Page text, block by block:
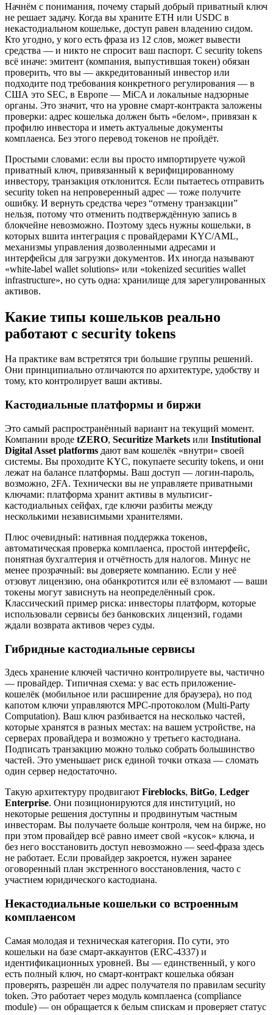
Начнём с понимания, почему старый добрый приватный ключ
не решает задачу. Когда вы храните ETH или USDC в
некастодиальном кошельке, доступ равен владению сидом.
Кто угодно, у кого есть фраза из 12 слов, может вывести
средства — и никто не спросит ваш паспорт. С security tokens
всё иначе: эмитент (компания, выпустившая токен) обязан
проверить, что вы — аккредитованный инвестор или
подходите под требования конкретного регулирования — в
США это SEC, в Европе — MiCA и локальные надзорные
органы. Это значит, что на уровне смарт-контракта заложены
проверки: адрес кошелька должен быть «белом», привязан к
профилю инвестора и иметь актуальные документы
комплаенса. Без этого перевод токенов не пройдёт.
Простыми словами: если вы просто импортируете чужой
приватный ключ, привязанный к верифицированному
инвестору, транзакция отклонится. Если пытаетесь отправить
security token на непроверенный адрес — тоже получите
ошибку. И вернуть средства через “отмену транзакции”
нельзя, потому что отменить подтверждённую запись в
блокчейне невозможно. Поэтому здесь нужны кошельки, в
которых вшита интеграция с провайдерами KYC/AML,
механизмы управления дозволенными адресами и
интерфейсы для загрузки документов. Их иногда называют
«white-label wallet solutions» или «tokenized securities wallet
infrastructure», но суть одна: хранилище для зарегулированных
активов.
Какие типы кошельков реально
работают с security tokens
На практике вам встретятся три большие группы решений.
Они принципиально отличаются по архитектуре, удобству и
тому, кто контролирует ваши активы.
Кастодиальные платформы и биржи
Это самый распространённый вариант на текущий момент.
Компании вроде tZERO, Securitize Markets или Institutional
Digital Asset platforms дают вам кошелёк «внутри» своей
системы. Вы проходите KYC, покупаете security tokens, и они
лежат на балансе платформы. Ваш доступ — логин-пароль,
возможно, 2FA. Технически вы не управляете приватными
ключами: платформа хранит активы в мультисиг-
кастодиальных сейфах, где ключи разбиты между
несколькими независимыми хранителями.
Плюс очевидный: нативная поддержка токенов,
автоматическая проверка комплаенса, простой интерфейс,
понятная бухгалтерия и отчётность для налогов. Минус не
менее прозрачный: вы доверяете компанию. Если у неё
отзовут лицензию, она обанкротится или её взломают — ваши
токены могут зависнуть на неопределённый срок.
Классический пример риска: инвесторы платформ, которые
использовали сервисы без банковских лицензий, годами
ждали возврата активов через суды.
Гибридные кастодиальные сервисы
Здесь хранение ключей частично контролируете вы, частично
— провайдер. Типичная схема: у вас есть приложение-
кошелёк (мобильное или расширение для браузера), но под
капотом ключи управляются MPC-протоколом (Multi-Party
Computation). Ваш ключ разбивается на несколько частей,
которые хранятся в разных местах: на вашем устройстве, на
серверах провайдера и возможно у третьего кастодиана.
Подписать транзакцию можно только собрать большинство
частей. Это уменьшает риск единой точки отказа — сломать
один сервер недостаточно.
Такую архитектуру продвигают Fireblocks, BitGo, Ledger
Enterprise. Они позиционируются для институций, но
некоторые решения доступны и продвинутым частным
инвесторам. Вы получаете больше контроля, чем на бирже, но
при этом провайдер всё равно имеет свой «кусок» ключа, и
без него восстановить доступ невозможно — seed-фраза здесь
не работает. Если провайдер закроется, нужен заранее
оговоренный план экстренного восстановления, часто с
участием юридического кастодиана.
Некастодиальные кошельки со встроенным
комплаенсом
Самая молодая и техническая категория. По сути, это
кошельки на базе смарт-аккаунтов (ERC-4337) и
идентификационных уровней. Вы — единственный, у кого
есть полный ключ, но смарт-контракт кошелька обязан
проверять, разрешён ли адрес получателя по правилам security
token. Это работает через модуль комплаенса (compliance
module) — он обращается к белым спискам и проверяет статус